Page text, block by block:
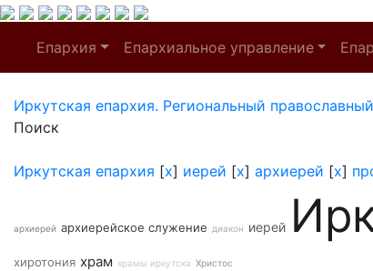
Епархия Епархиальное управление
Иркутская епархия. Региональный
Поиск
Иркутская епархия [x] иерей [x] архиерей [x]
архиерей архиерейское служение диакон иерей
хиротония храм храмы иркутска Христос